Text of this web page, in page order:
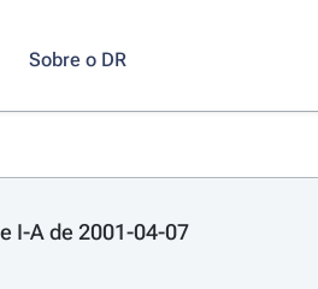
Sobre o DR
I-A de 2001-04-07